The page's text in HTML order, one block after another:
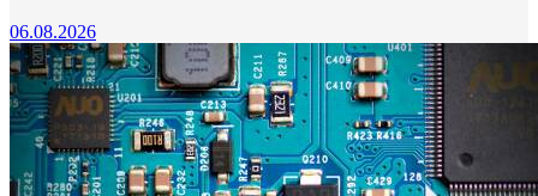
06.08.2026